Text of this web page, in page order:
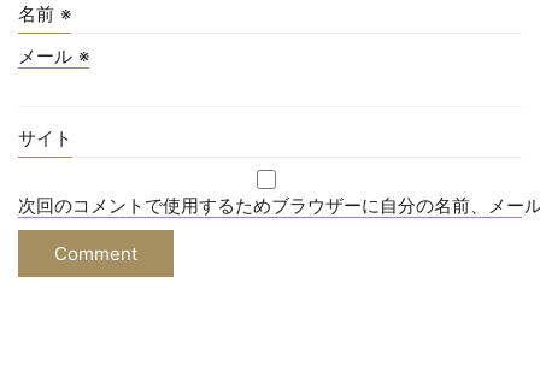
名前 ※
メール ※
サイト
次回のコメントで使用するためブラウザーに自分の名前、メー